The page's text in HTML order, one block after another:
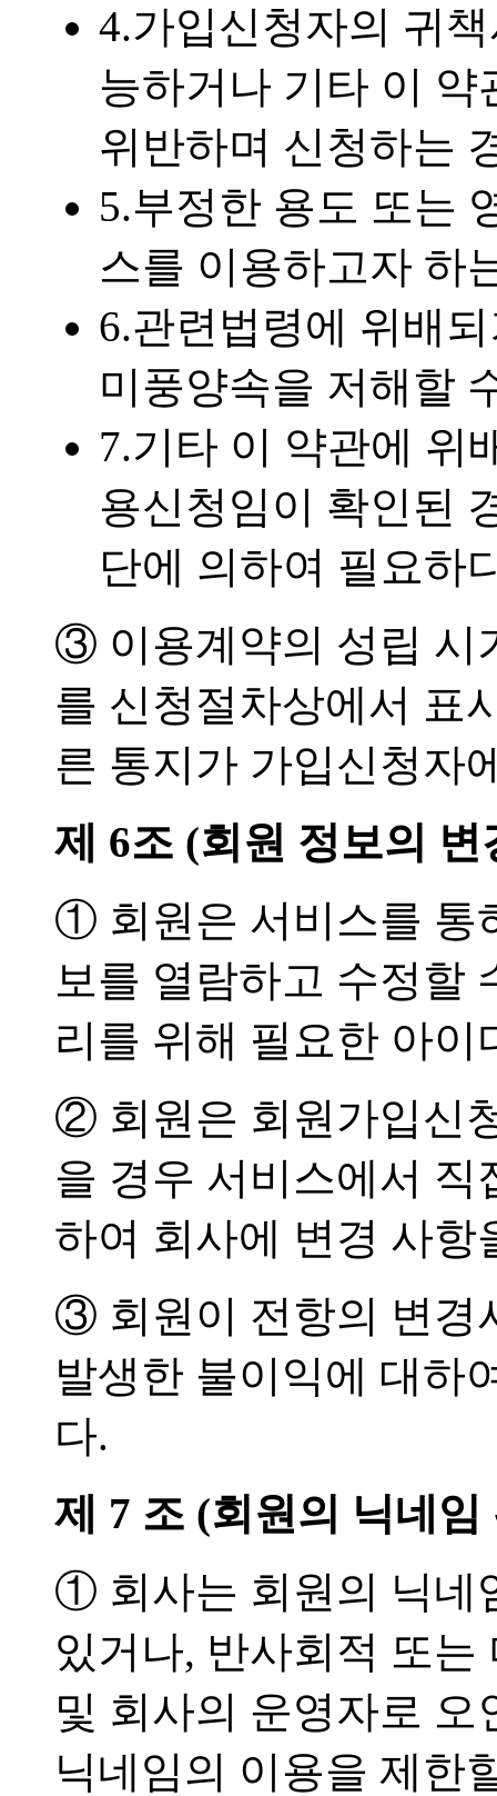
4.가입신청자의 귀
능하거나 기타 이
위반하며 신청하는
5.부정한 용도 또는
스를 이용하고자 하
6.관련법령에 위배
미풍양속을 저해할
7.기타 이 약관에 위
용신청임이 확인된
단에 의하여 필요하
③ 이용계약의 성립 시
를 신청절차상에서 표
른 통지가 가입신청자
제 6조 (회원 정보의 변
① 회원은 서비스를 통
보를 열람하고 수정할
리를 위해 필요한 아
② 회원은 회원가입신
을 경우 서비스에서
하여 회사에 변경 사항
③ 회원이 전항의 변경
발생한 불이익에 대하
다.
제 7 조 (회원의 닉네임
① 회사는 회원의 닉네
있거나, 반사회적 또
및 회사의 운영자로
닉네임의 이용을 제한